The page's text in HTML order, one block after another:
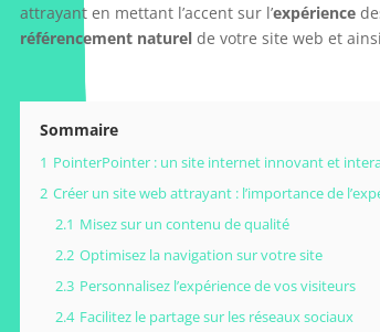
attrayant en mettant l’accent sur l’expérience
référencement naturel de votre site web et
Sommaire
1 PointerPointer : un site internet innovant et
2 Créer un site web attrayant : l’importance de
2.1 Misez sur un contenu de qualité
2.2 Optimisez la navigation sur votre site
2.3 Personnalisez l’expérience de vos visiteurs
2.4 Facilitez le partage sur les réseaux sociaux